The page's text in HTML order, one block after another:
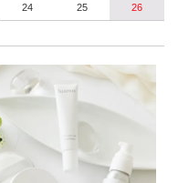
24 25 26